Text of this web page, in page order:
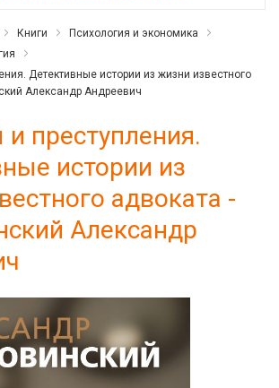
Книги
Психология и экономика
Детективные истории из жизни известного
Александр Андреевич
преступления.
истории из
адвоката -
Александр